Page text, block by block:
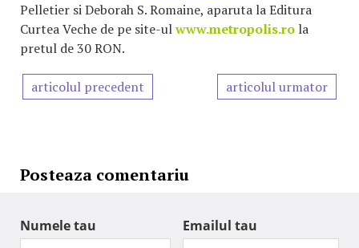
Pelletier si Deborah S. Romaine, aparuta la Editura
Curtea Veche de pe site-ulwww.metropolis.ro la
pretul de 30 RON.
articolul precedent articolul urmator
Posteaza comentariu
Numele tau Emailul tau